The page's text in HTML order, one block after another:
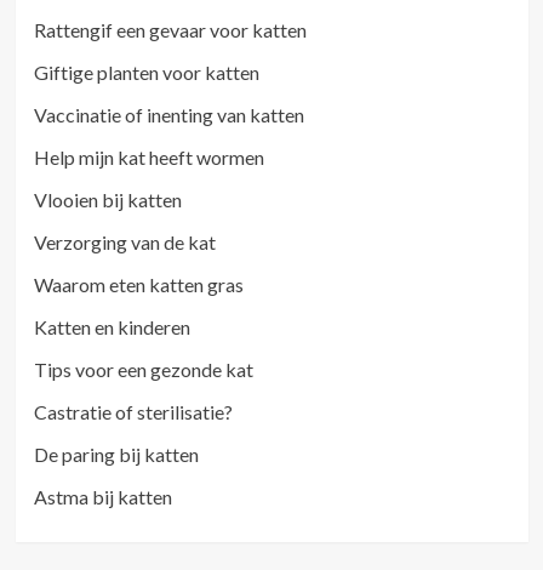
Rattengif een gevaar voor katten
Giftige planten voor katten
Vaccinatie of inenting van katten
Help mijn kat heeft wormen
Vlooien bij katten
Verzorging van de kat
Waarom eten katten gras
Katten en kinderen
Tips voor een gezonde kat
Castratie of sterilisatie?
De paring bij katten
Astma bij katten